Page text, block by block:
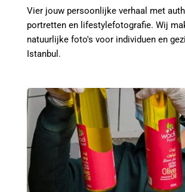
Vier jouw persoonlijke verhaal met
portretten en lifestylefotografie. Wij
natuurlijke foto's voor individuen en
Istanbul.